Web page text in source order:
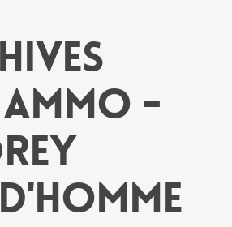
AMMO -